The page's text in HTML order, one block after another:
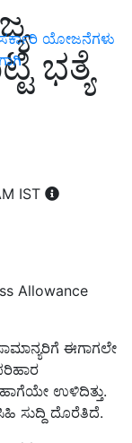
ಯೋಜನೆಗಳು
ಭತ್ಯೆ
IST
Allowance
ಈಗಾಗಲೇ
ಉಳಿದಿತ್ತು.
ಸುದ್ದಿ ದೊರೆತಿದೆ.